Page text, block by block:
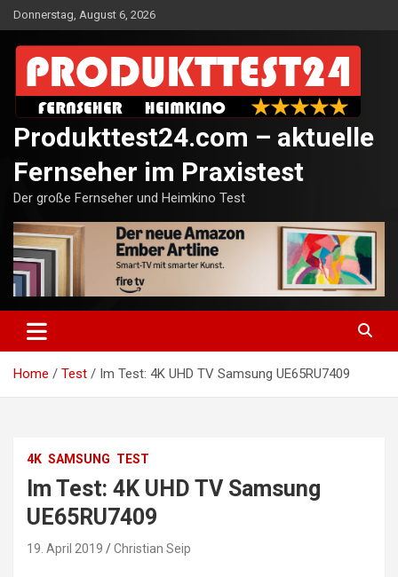
Skip
to
content
Donnerstag, August 6, 2026
Produkttest24.com – aktuelle
Fernseher im Praxistest
Der große Fernseher und Heimkino Test
Home Test Im Test: 4K UHD TV Samsung UE65RU7409
4K SAMSUNG TEST
Im Test: 4K UHD TV Samsung
UE65RU7409
19. April 2019 Christian Seip